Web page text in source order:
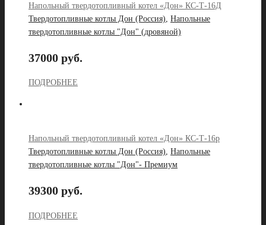
Напольный твердотопливный котел «Дон» КС-Т-16Д
Твердотопливные котлы Дон (Россия), Напольные
твердотопливные котлы "Дон" (дровяной)
37000 руб.
ПОДРОБНЕЕ
Напольный твердотопливный котел «Дон» КС-Т-16р
Твердотопливные котлы Дон (Россия), Напольные
твердотопливные котлы "Дон"- Премиум
39300 руб.
ПОДРОБНЕЕ